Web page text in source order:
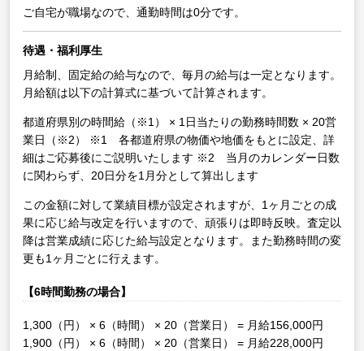
ご自宅が職場なので、通勤時間は0分です。
待遇・福利厚生
月給制、固定給の給与なので、毎月の給与は一定となります。
月給額は以下の計算式に基づいて計算されます。
都道府県別の時間給（※1） × 1日当たりの勤務時間数 × 20営
業日（※2）
※1 各都道府県の物価や地価をもとに設定、詳
細はご応募後にご説明いたします ※2 当月のカレンダー日数
に関わらず、20日分を1月分として算出します
この金額に対して業績目標が設定されますが、1ヶ月ごとの成
果に応じ給与改定を行いますので、頑張りは即時反映。査定以
降は営業成績に応じた給与設定となります。また勤務時間の変
更も1ヶ月ごとに行えます。
【6時間勤務の場合】
1,300（円） × 6（時間） × 20（営業日） = 月給156,000円
1,900（円） × 6（時間） × 20（営業日） = 月給228,000円